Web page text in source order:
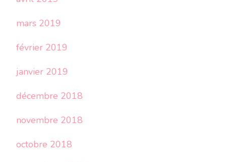
mars 2019
février 2019
janvier 2019
décembre 2018
novembre 2018
octobre 2018